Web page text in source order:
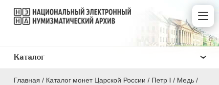
Главная / Каталог монет Царской России / Пeтр I / Медь /
Каталог